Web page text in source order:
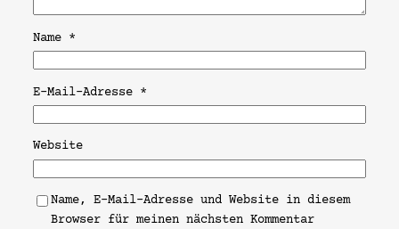
Name *
E-Mail-Adresse *
Website
Name, E-Mail-Adresse und Website in diesem
Browser für meinen nächsten Kommentar